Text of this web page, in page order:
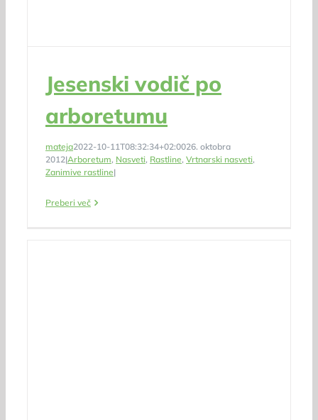
Jesenski vodič po
arboretumu
mateja2022-10-11T08:32:34+02:0026. oktobra
2012|Arboretum, Nasveti, Rastline, Vrtnarski nasveti,
Zanimive rastline|
Preberi več